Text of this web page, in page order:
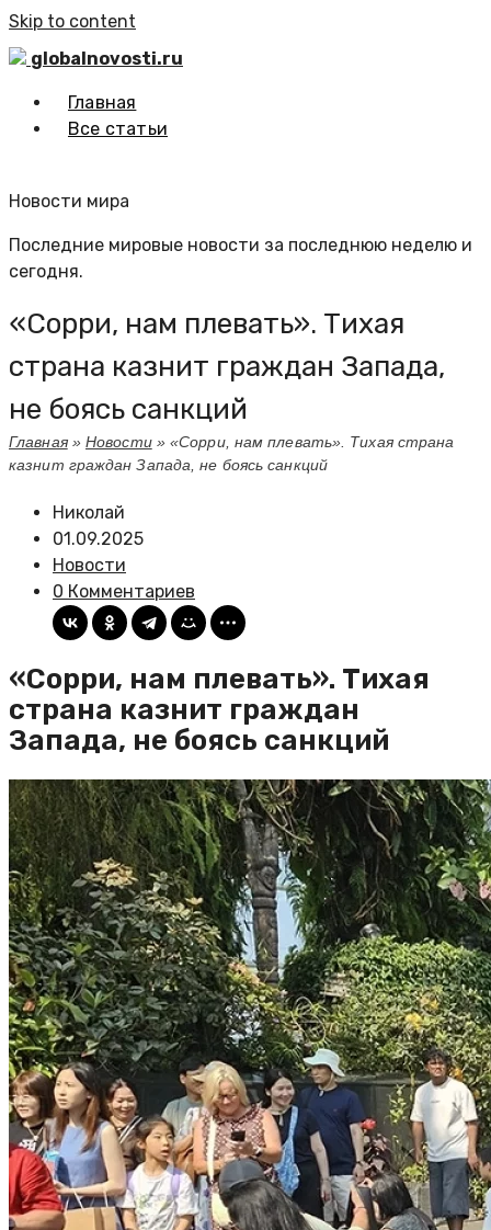
Skip to content
globalnovosti.ru
Главная
Все статьи
Новости мира
Последние мировые новости за последнюю неделю и
сегодня.
«Сорри, нам плевать». Тихая
страна казнит граждан Запада,
не боясь санкций
Главная»Новости»«Сорри, нам плевать». Тихая страна
казнит граждан Запада, не боясь санкций
Николай
01.09.2025
Новости
0 Комментариев
«Сорри, нам плевать». Тихая
страна казнит граждан
Запада, не боясь санкций